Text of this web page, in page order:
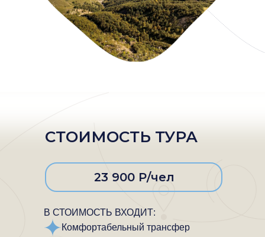
23 900 Р/чел
В СТОИМОСТЬ ВХОДИТ:
Комфортабельный трансфер
СТОИМОСТЬ ТУРА